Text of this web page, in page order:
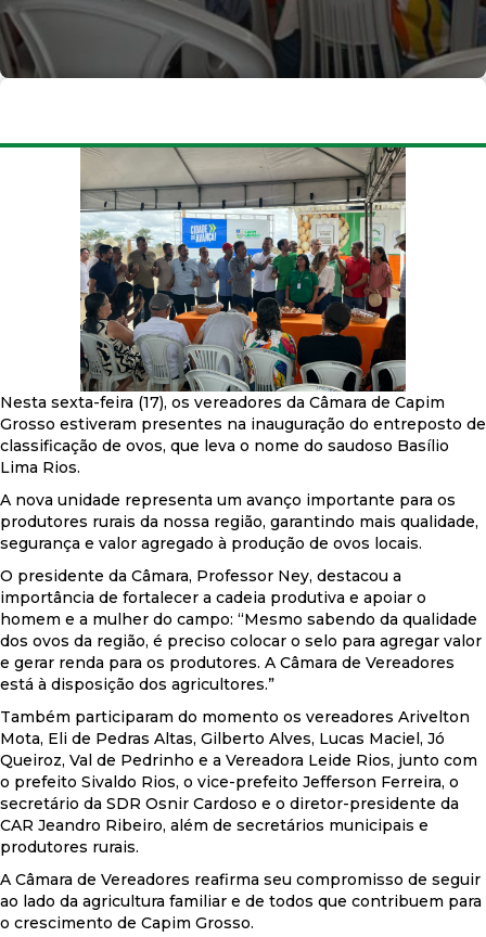
Nesta sexta-feira (17), os vereadores da Câmara de Capim
Grosso estiveram presentes na inauguração do entreposto de
classificação de ovos, que leva o nome do saudoso Basílio
Lima Rios.
A nova unidade representa um avanço importante para os
produtores rurais da nossa região, garantindo mais qualidade,
segurança e valor agregado à produção de ovos locais.
O presidente da Câmara, Professor Ney, destacou a
importância de fortalecer a cadeia produtiva e apoiar o
homem e a mulher do campo: “Mesmo sabendo da qualidade
dos ovos da região, é preciso colocar o selo para agregar valor
e gerar renda para os produtores. A Câmara de Vereadores
está à disposição dos agricultores.”
Também participaram do momento os vereadores Arivelton
Mota, Eli de Pedras Altas, Gilberto Alves, Lucas Maciel, Jó
Queiroz, Val de Pedrinho e a Vereadora Leide Rios, junto com
o prefeito Sivaldo Rios, o vice-prefeito Jefferson Ferreira, o
secretário da SDR Osnir Cardoso e o diretor-presidente da
CAR Jeandro Ribeiro, além de secretários municipais e
produtores rurais.
A Câmara de Vereadores reafirma seu compromisso de seguir
ao lado da agricultura familiar e de todos que contribuem para
o crescimento de Capim Grosso.